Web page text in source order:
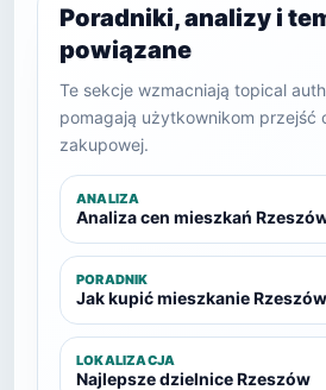
Poradniki, analizy i
powiązane
Te sekcje wzmacniają topical
pomagają użytkownikom przejść
zakupowej.
ANALIZA
Analiza cen mieszkań
PORADNIK
Jak kupić mieszkanie Rzeszów
LOKALIZACJA
Najlepsze dzielnice Rzeszów